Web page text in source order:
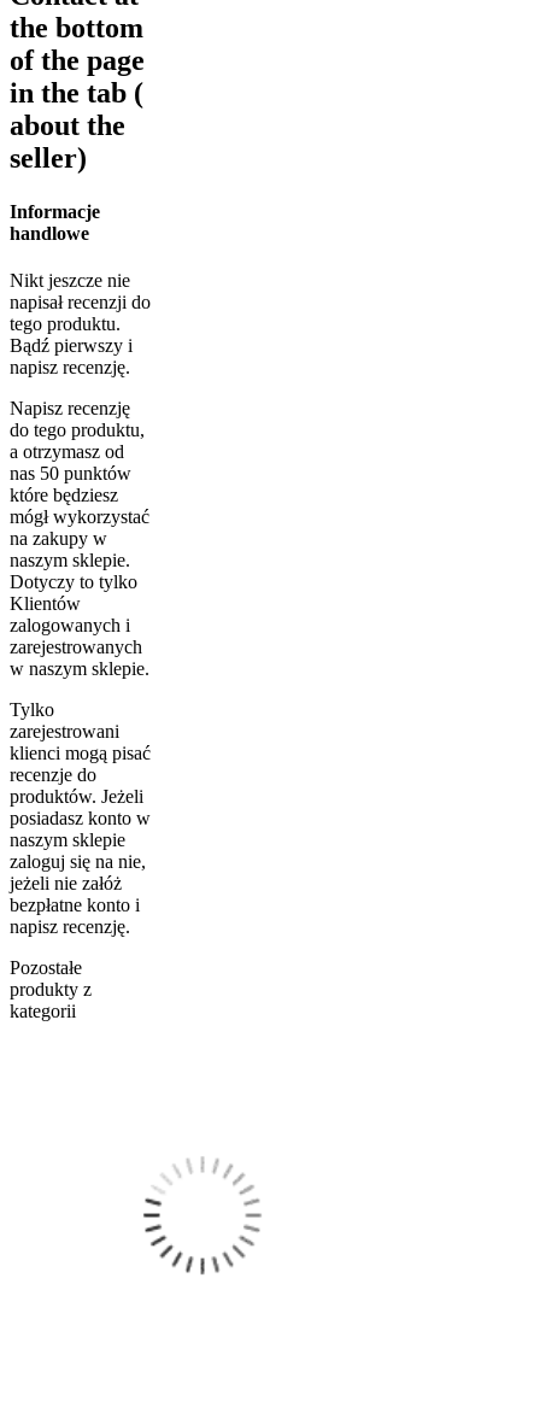
the bottom
of the page
in the tab (
about the
seller)
Informacje
handlowe
Nikt jeszcze nie
napisał recenzji do
tego produktu.
Bądź pierwszy i
napisz recenzję.
Napisz recenzję
do tego produktu,
a otrzymasz od
nas 50 punktów
które będziesz
mógł wykorzystać
na zakupy w
naszym sklepie.
Dotyczy to tylko
Klientów
zalogowanych i
zarejestrowanych
w naszym sklepie.
Tylko
zarejestrowani
klienci mogą pisać
recenzje do
produktów. Jeżeli
posiadasz konto w
naszym sklepie
zaloguj się na nie,
jeżeli nie załóż
bezpłatne konto i
napisz recenzję.
Pozostałe
produkty z
kategorii